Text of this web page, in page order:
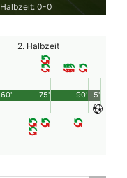
Halbzeit: 0-0
2. Halbzeit
90'
60' 75' 5'